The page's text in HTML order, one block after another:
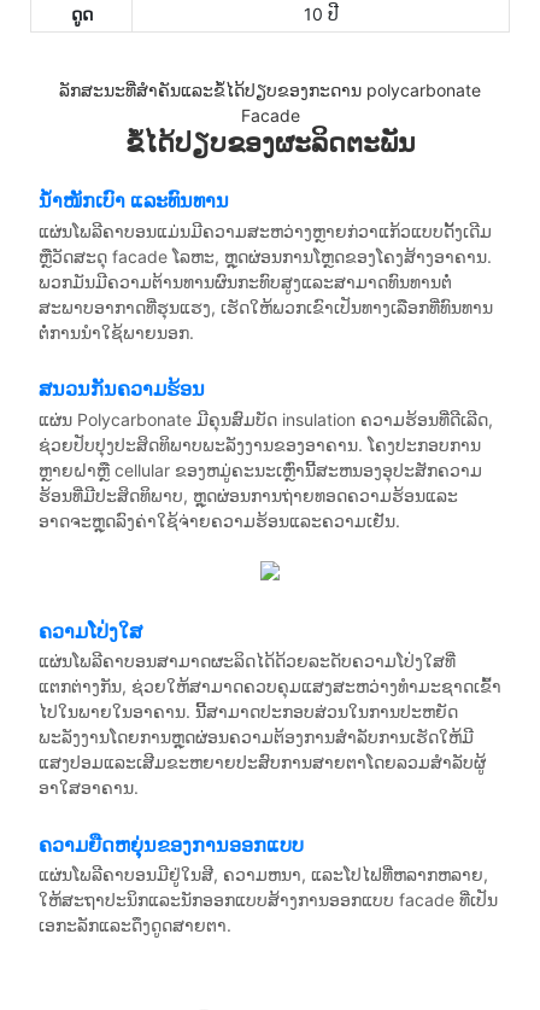
ດູດ 10 ປີ
ລັກສະນະທີ່ສໍາຄັນແລະຂໍ້ໄດ້ປຽບຂອງກະດານ polycarbonate
Facade
ຂໍ້ໄດ້ປຽບຂອງຜະລິດຕະພັນ
ນ້ຳໜັກເບົາ ແລະທົນທານ
ແຜ່ນໂພລີຄາບອນແມ່ນມີຄວາມສະຫວ່າງຫຼາຍກ່ວາແກ້ວແບບດັ້ງເດີມ
ຫຼືວັດສະດຸ facade ໂລຫະ, ຫຼຸດຜ່ອນການໂຫຼດຂອງໂຄງສ້າງອາຄານ.
ພວກມັນມີຄວາມຕ້ານທານຜົນກະທົບສູງແລະສາມາດທົນທານຕໍ່
ສະພາບອາກາດທີ່ຮຸນແຮງ, ເຮັດໃຫ້ພວກເຂົາເປັນທາງເລືອກທີ່ທົນທານ
ຕໍ່ການນໍາໃຊ້ພາຍນອກ.
ສນວນກັນຄວາມຮ້ອນ
ແຜ່ນ Polycarbonate ມີຄຸນສົມບັດ insulation ຄວາມຮ້ອນທີ່ດີເລີດ,
ຊ່ວຍປັບປຸງປະສິດທິພາບພະລັງງານຂອງອາຄານ. ໂຄງປະກອບການ
ຫຼາຍຝາຫຼື cellular ຂອງຫມູ່ຄະນະເຫຼົ່ານີ້ສະຫນອງອຸປະສັກຄວາມ
ຮ້ອນທີ່ມີປະສິດທິພາບ, ຫຼຸດຜ່ອນການຖ່າຍທອດຄວາມຮ້ອນແລະ
ອາດຈະຫຼຸດລົງຄ່າໃຊ້ຈ່າຍຄວາມຮ້ອນແລະຄວາມເຢັນ.
ຄວາມໂປ່ງໃສ
ແຜ່ນໂພລີຄາບອນສາມາດຜະລິດໄດ້ດ້ວຍລະດັບຄວາມໂປ່ງໃສທີ່
ແຕກຕ່າງກັນ, ຊ່ວຍໃຫ້ສາມາດຄວບຄຸມແສງສະຫວ່າງທໍາມະຊາດເຂົ້າ
ໄປໃນພາຍໃນອາຄານ. ນີ້ສາມາດປະກອບສ່ວນໃນການປະຫຍັດ
ພະລັງງານໂດຍການຫຼຸດຜ່ອນຄວາມຕ້ອງການສໍາລັບການເຮັດໃຫ້ມີ
ແສງປອມແລະເສີມຂະຫຍາຍປະສົບການສາຍຕາໂດຍລວມສໍາລັບຜູ້
ອາໃສອາຄານ.
ຄວາມຍືດຫຍຸ່ນຂອງການອອກແບບ
ແຜ່ນໂພລີຄາບອນມີຢູ່ໃນສີ, ຄວາມຫນາ, ແລະໂປໄຟທີ່ຫລາກຫລາຍ,
ໃຫ້ສະຖາປະນິກແລະນັກອອກແບບສ້າງການອອກແບບ facade ທີ່ເປັນ
ເອກະລັກແລະດຶງດູດສາຍຕາ.